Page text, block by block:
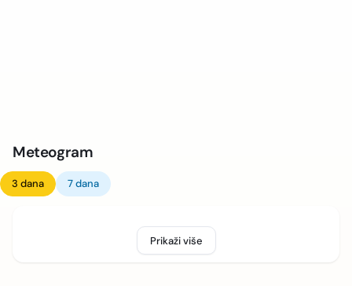
Meteogram
3 dana 7 dana
Prikaži više